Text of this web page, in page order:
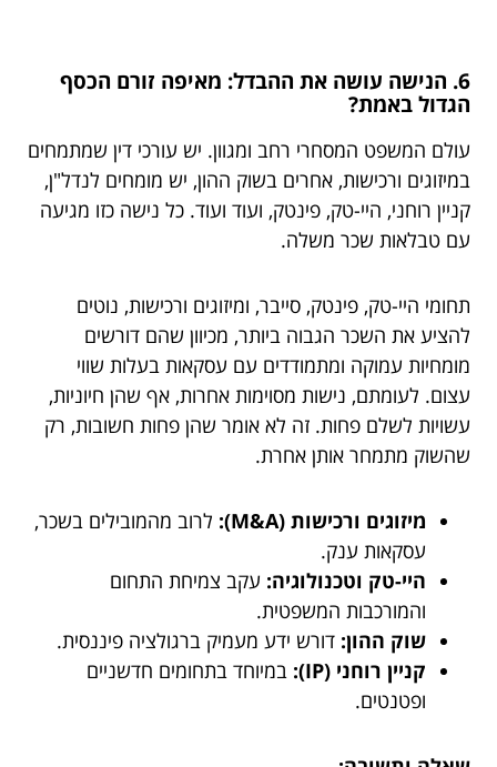
6. הנישה עושה את ההבדל: מאיפה זורם הכסף
הגדול באמת?
עולם המשפט המסחרי רחב ומגוון. יש עורכי דין שמתמחים
במיזוגים ורכישות, אחרים בשוק ההון, יש מומחים לנדל"ן,
קניין רוחני, היי-טק, פינטק, ועוד ועוד. כל נישה כזו מגיעה
עם טבלאות שכר משלה.
תחומי היי-טק, פינטק, סייבר, ומיזוגים ורכישות, נוטים
להציע את השכר הגבוה ביותר, מכיוון שהם דורשים
מומחיות עמוקה ומתמודדים עם עסקאות בעלות שווי
עצום. לעומתם, נישות מסוימות אחרות, אף שהן חיוניות,
עשויות לשלם פחות. זה לא אומר שהן פחות חשובות, רק
שהשוק מתמחר אותן אחרת.
מיזוגים ורכישות (M&A):
לרוב מהמובילים בשכר,
עסקאות ענק.
היי-טק וטכנולוגיה: עקב צמיחת התחום
והמורכבות המשפטית.
שוק ההון: דורש ידע מעמיק ברגולציה פיננסית.
קניין רוחני (IP):
במיוחד בתחומים חדשניים
ופטנטים.